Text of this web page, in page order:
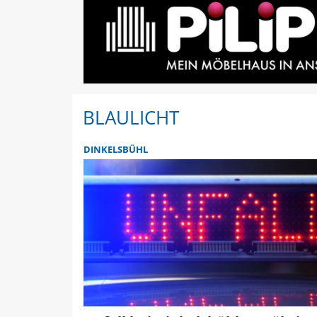
BLAULICHT
DINKELSBÜHL